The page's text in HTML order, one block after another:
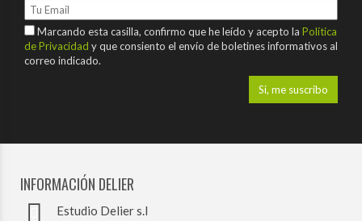
Marcando esta casilla, confirmo que he leído y acepto la Política
de Privacidad y que consiento el envío de boletines informativos al
correo indicado.
INFORMACIÓN DELIER
Estudio Delier s.l